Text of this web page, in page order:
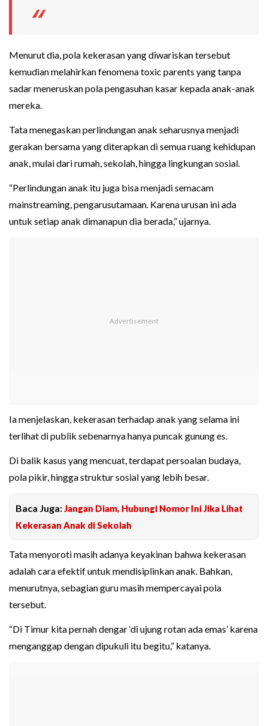
Menurut dia, pola kekerasan yang diwariskan tersebut
kemudian melahirkan fenomena toxic parents yang tanpa
sadar meneruskan pola pengasuhan kasar kepada anak-anak
mereka.
Tata menegaskan perlindungan anak seharusnya menjadi
gerakan bersama yang diterapkan di semua ruang kehidupan
anak, mulai dari rumah, sekolah, hingga lingkungan sosial.
“Perlindungan anak itu juga bisa menjadi semacam
mainstreaming, pengarusutamaan. Karena urusan ini ada
untuk setiap anak dimanapun dia berada,” ujarnya.
Ia menjelaskan, kekerasan terhadap anak yang selama ini
terlihat di publik sebenarnya hanya puncak gunung es.
Di balik kasus yang mencuat, terdapat persoalan budaya,
pola pikir, hingga struktur sosial yang lebih besar.
Baca Juga:Jangan Diam, Hubungi Nomor Ini Jika Lihat
Kekerasan Anak di Sekolah
Tata menyoroti masih adanya keyakinan bahwa kekerasan
adalah cara efektif untuk mendisiplinkan anak. Bahkan,
menurutnya, sebagian guru masih mempercayai pola
tersebut.
“Di Timur kita pernah dengar ‘di ujung rotan ada emas’ karena
menganggap dengan dipukuli itu begitu,” katanya.